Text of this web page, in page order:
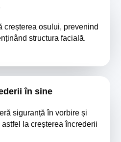
creșterea osului, prevenind
structura facială.
în sine
siguranță în vorbire și
la creșterea încrederii